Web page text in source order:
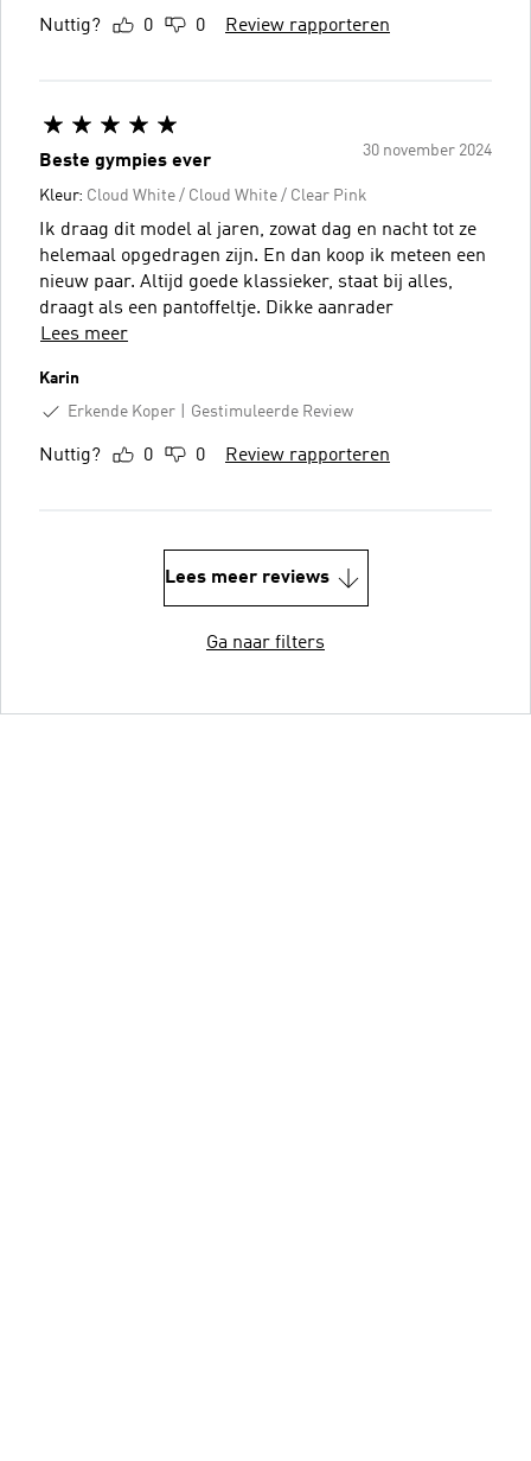
Nuttig? 0 0 Review rapporteren
30 november 2024
Beste gympies ever
Kleur: Cloud White / Cloud White / Clear Pink
Ik draag dit model al jaren, zowat dag en nacht tot ze
helemaal opgedragen zijn. En dan koop ik meteen een
nieuw paar. Altijd goede klassieker, staat bij alles,
draagt als een pantoffeltje. Dikke aanrader
Lees meer
Karin
Erkende Koper
Gestimuleerde Review
Nuttig? 0 0 Review rapporteren
Lees meer reviews
Ga naar filters